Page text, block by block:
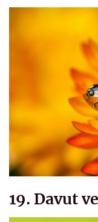
19. Davut